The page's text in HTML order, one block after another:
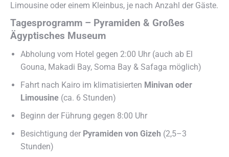
Limousine oder einem Kleinbus, je nach Anzahl der Gäste.
Tagesprogramm – Pyramiden & Großes
Ägyptisches Museum
Abholung vom Hotel gegen 2:00 Uhr (auch ab El
Gouna, Makadi Bay, Soma Bay & Safaga möglich)
Fahrt nach Kairo im klimatisierten Minivan oder
Limousine (ca. 6 Stunden)
Beginn der Führung gegen 8:00 Uhr
Besichtigung der Pyramiden von Gizeh (2,5–3
Stunden)